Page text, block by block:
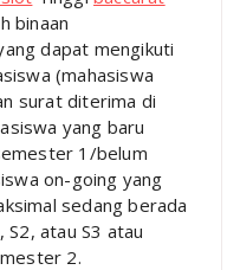
binaan
dapat mengikuti
(mahasiswa
surat diterima di
yang baru
1/belum
on-going yang
sedang berada
atau S3 atau
2.